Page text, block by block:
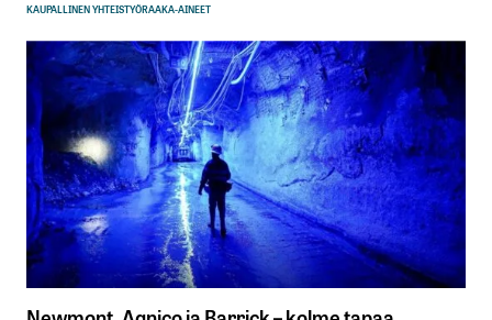
KAUPALLINEN YHTEISTYÖRAAKA-AINEET